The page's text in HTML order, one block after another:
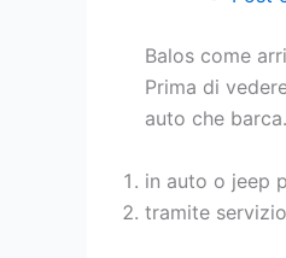
Balos come
Prima di
auto che
in auto o jeep
tramite